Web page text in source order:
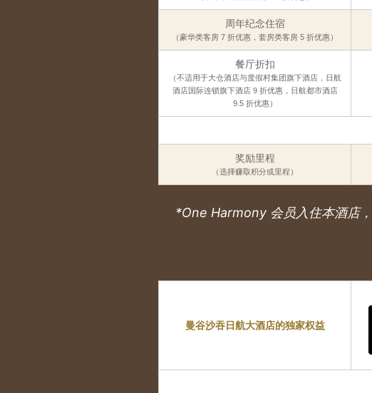
周年纪念住宿
（豪华类客房 7 折优惠，套房类客房 5 折优惠）
餐厅折扣
（不适用于大仓酒店与度假村集团旗下酒店，日航
酒店国际连锁旗下酒店 9 折优惠，日航都市酒店
9.5 折优惠）
奖励里程
（选择赚取积分或里程）
*One Harmony 会员入住本酒店
曼谷沙吞日航大酒店的独家权益